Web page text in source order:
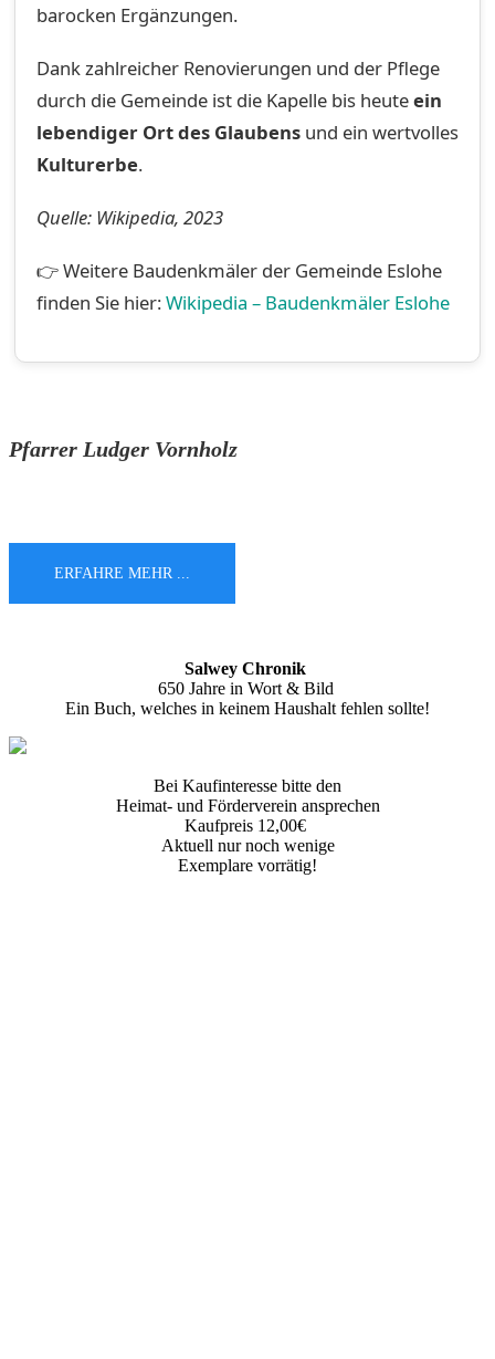
barocken Ergänzungen.
Dank zahlreicher Renovierungen und der Pflege
durch die Gemeinde ist die Kapelle bis heuteein
lebendiger Ort des Glaubensund ein wertvolles
Kulturerbe.
Quelle: Wikipedia, 2023
👉 Weitere Baudenkmäler der Gemeinde Eslohe
finden Sie hier:Wikipedia – Baudenkmäler Eslohe
Pfarrer Ludger Vornholz
ERFAHRE MEHR ...
Salwey Chronik
650 Jahre in Wort & Bild
Ein Buch, welches in keinem Haushalt fehlen sollte!
Bei Kaufinteresse bitte den
Heimat- und Förderverein ansprechen
Kaufpreis 12,00€
Aktuell nur noch wenige
Exemplare vorrätig!